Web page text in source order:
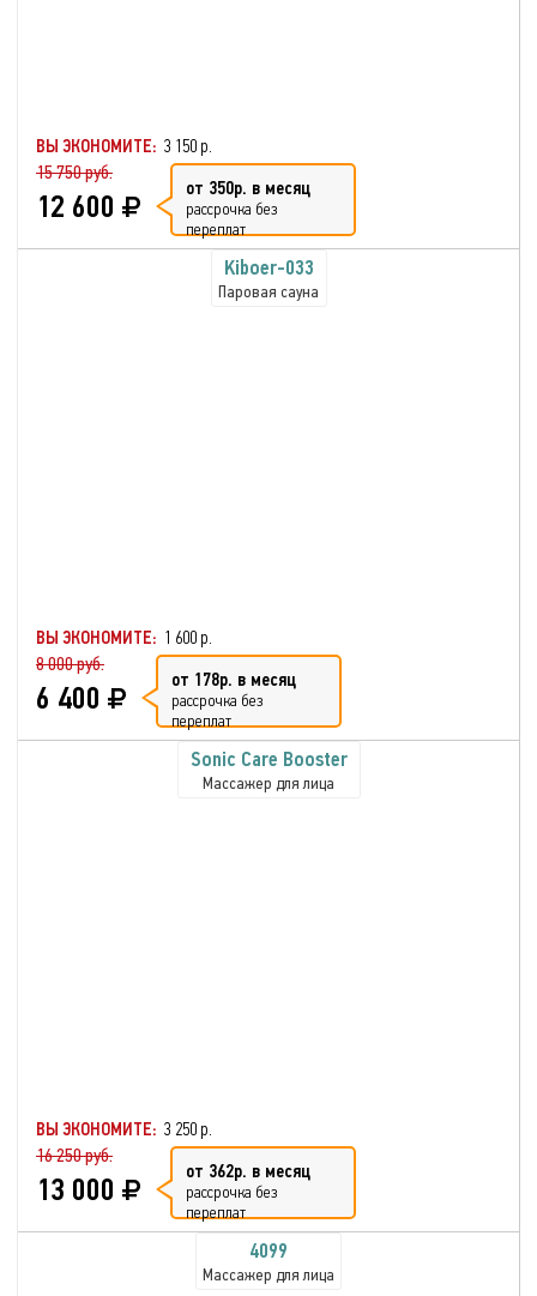
ВЫ ЭКОНОМИТЕ: 3 150 р.
15 750 руб.
12 600 от 350р. в месяц
рассрочка без
переплат
Kiboer-033
Паровая сауна
ВЫ ЭКОНОМИТЕ: 1 600 р.
8 000 руб.
6 400 от 178р. в месяц
рассрочка без
переплат
Sonic Care Booster
Массажер для лица
ВЫ ЭКОНОМИТЕ: 3 250 р.
16 250 руб.
13 000 от 362р. в месяц
рассрочка без
переплат
4099
Массажер для лица